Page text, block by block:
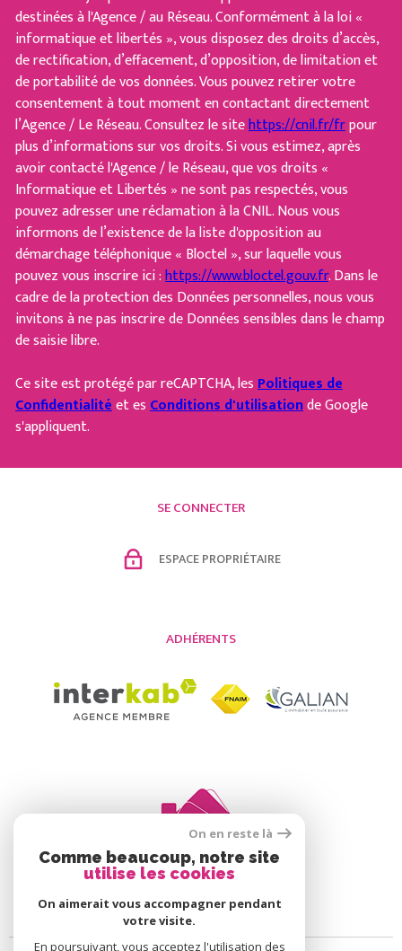
destinées à l'Agence / au Réseau. Conformément à la loi «
informatique et libertés », vous disposez des droits d’accès,
de rectification, d’effacement, d’opposition, de limitation et
de portabilité de vos données. Vous pouvez retirer votre
consentement à tout moment en contactant directement
l’Agence / Le Réseau. Consultez le sitehttps://cnil.fr/frpour
plus d’informations sur vos droits. Si vous estimez, après
avoir contacté l'Agence / le Réseau, que vos droits «
Informatique et Libertés » ne sont pas respectés, vous
pouvez adresser une réclamation à la CNIL. Nous vous
informons de l’existence de la liste d'opposition au
démarchage téléphonique « Bloctel », sur laquelle vous
pouvez vous inscrire ici :https://www.bloctel.gouv.fr. Dans le
cadre de la protection des Données personnelles, nous vous
invitons à ne pas inscrire de Données sensibles dans le champ
de saisie libre.
Ce site est protégé par reCAPTCHA, lesPolitiques de
Confidentialitéet esConditions d'utilisationde Google
s'appliquent.
SE CONNECTER
ESPACE PROPRIÉTAIRE
ADHÉRENTS
On en reste là
Comme beaucoup, notre site
utilise les cookies
On aimerait vous accompagner pendant
votre visite.
En poursuivant, vous acceptez l'utilisation des